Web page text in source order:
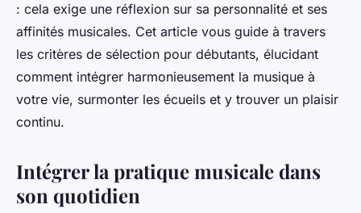
: cela exige une réflexion sur sa personnalité et ses
affinités musicales. Cet article vous guide à travers
les critères de sélection pour débutants, élucidant
comment intégrer harmonieusement la musique à
votre vie, surmonter les écueils et y trouver un plaisir
continu.
Intégrer la pratique musicale dans
son quotidien